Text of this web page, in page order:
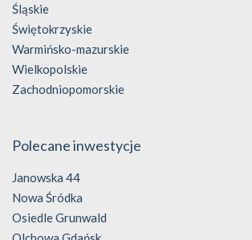
Śląskie
Świętokrzyskie
Warmińsko-mazurskie
Wielkopolskie
Zachodniopomorskie
Polecane inwestycje
Janowska 44
Nowa Śródka
Osiedle Grunwald